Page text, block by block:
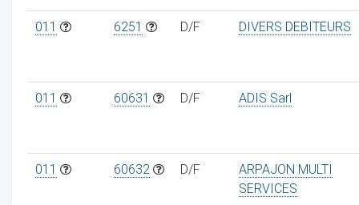
011 6251 D/F DIVERS DEBITEURS
011 60631 D/F ADIS Sarl
011 60632 D/F
ARPAJON MULTI
SERVICES